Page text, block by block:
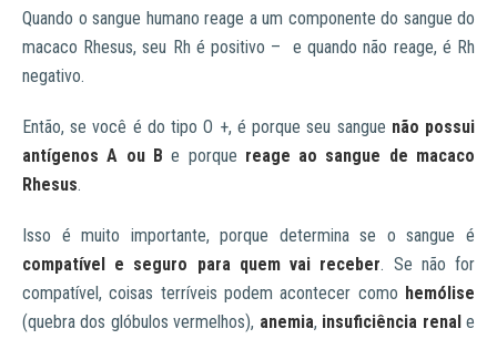
Quando o sangue humano reage a um componente do sangue do
macaco Rhesus, seu Rh é positivo – e quando não reage, é Rh
negativo.
Então, se você é do tipo O +, é porque seu sangue não possui
antígenos A ou B e porque reage ao sangue de macaco
Rhesus.
Isso é muito importante, porque determina se o sangue é
compatível e seguro para quem vai receber. Se não for
compatível, coisas terríveis podem acontecer como hemólise
(quebra dos glóbulos vermelhos), anemia, insuficiência renale